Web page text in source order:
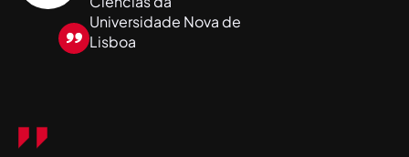
Universidade Nova de
Lisboa